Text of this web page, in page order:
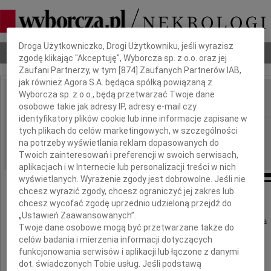
Nekrologi Odeszli Poradnik pogrzebowy
IMIĘ I NAZWISKO:
REGION: Warszawa
DATA EMISJI: 20.03.2026
Łącząc się w bólu i żałobie,
przekazujemy wyrazy głębokiego współczucia
oraz słowa wsparcia
Katarzynie Lesińskiej
Dbamy o Twoją prywatność
Droga Użytkowniczko, Drogi Użytkowniku, jeśli wyrazisz
zgodę klikając "Akceptuję", Wyborcza sp. z o.o. oraz jej
Zaufani Partnerzy, w tym [874] Zaufanych Partnerów IAB,
jak również Agora S.A. będąca spółką powiązaną z
Wyborcza sp. z o.o., będą przetwarzać Twoje dane
osobowe takie jak adresy IP, adresy e-mail czy
identyfikatory plików cookie lub inne informacje zapisane w
tych plikach do celów marketingowych, w szczególności
na potrzeby wyświetlania reklam dopasowanych do
Twoich zainteresowań i preferencji w swoich serwisach,
aplikacjach i w Internecie lub personalizacji treści w nich
wyświetlanych. Wyrażenie zgody jest dobrowolne. Jeśli nie
chcesz wyrazić zgody, chcesz ograniczyć jej zakres lub
chcesz wycofać zgodę uprzednio udzieloną przejdź do
„Ustawień Zaawansowanych”.
Twoje dane osobowe mogą być przetwarzane także do
celów badania i mierzenia informacji dotyczących
funkcjonowania serwisów i aplikacji lub łączone z danymi
dot. świadczonych Tobie usług. Jeśli podstawą